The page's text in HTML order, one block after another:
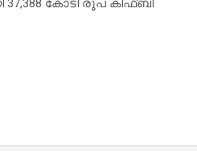
37,388 കോടി രൂപ കിഫ്ബി